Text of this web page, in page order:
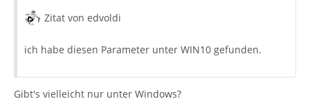
Zitat von edvoldi
ich habe diesen Parameter unter WIN10 gefunden.
Gibt's vielleicht nur unter Windows?